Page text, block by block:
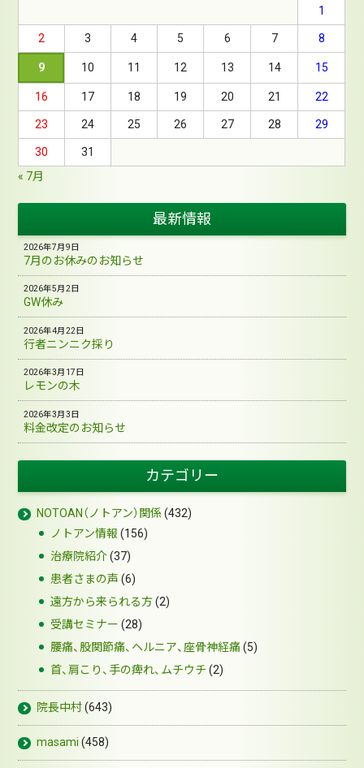
1
2 3 4 5 6 7 8
9 10 11 12 13 14 15
16 17 18 19 20 21 22
23 24 25 26 27 28 29
30
31
« 7月
最新情報
7月のお休みのお知らせ
2026年7月9日
GW休み
2026年5月2日
行者ニンニク採り
2026年4月22日
レモンの木
2026年3月17日
料金改定のお知らせ
2026年3月3日
カテゴリー
NOTOAN（ノトアン）関係(432)
ノトアン情報 (156)
治療院紹介(37)
患者さまの声 (6)
遠方から来られる方(2)
受講セミナー (28)
腰痛、股関節痛、ヘルニア、座骨神経痛 (5)
首、肩こり、手の痺れ、ムチウチ (2)
院長中村(643)
masami (458)